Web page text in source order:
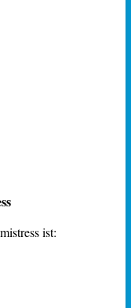
ist: